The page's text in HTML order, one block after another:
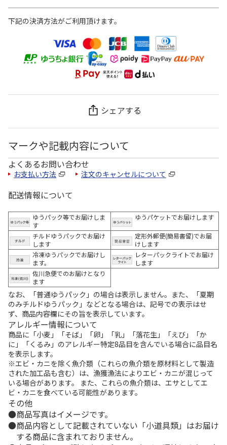
下記の決済方法がご利用頂けます。
シェアする
マークや記載内容について
よくあるお問い合わせ
お支払い方法 注文のキャンセルについて
配送情報について
ゆうパック等でお届けしま
す
ゆうパケットでお届けします
チルドゆうパックでお届け
します
定形外郵便(簡易書留)でお届
けします
冷凍ゆうパックでお届けし
ます。
レターパックライトでお届け
します
佐川急便でのお届けとなり
ます
なお、「普通ゆうパック」の場合は表示しません。また、「夏期
のみチルドゆうパック」などとなる場合は、記号での表示はせ
ず、商品内容欄にその旨を表示しています。
アレルギー情報について
商品に「小麦」「そば」「卵」「乳」「落花生」「えび」「か
に」「くるみ」のアレルギー特定8品目を含んでいる場合に品目名
を表示します。
※エビ・カニを除く魚介類（これらの魚介類を原材料として製造
された加工品も含む）は、漁獲漁法によりエビ・カニが混じって
いる場合があります。 また、これらの魚介類は、エサとしてエ
ビ・カニを食べている可能性があります。
その他
商品写真はイメージです。
商品内容として記載されていない「小道具類」はお届け
する商品に含まれておりません。